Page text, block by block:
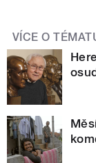
VÍCE O